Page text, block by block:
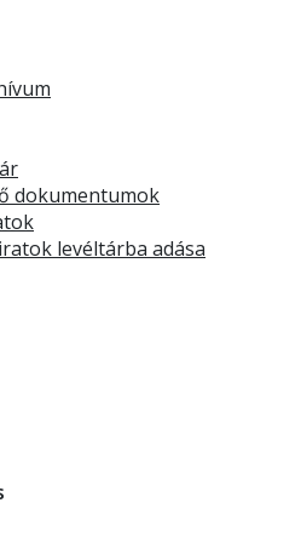
dokumentumok
levéltárba adása